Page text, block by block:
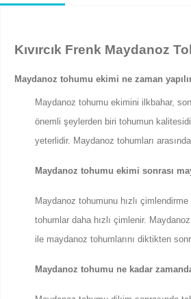
Kıvırcık Frenk Maydanoz
Maydanoz tohumu ekimi ne zaman
Maydanoz tohumu ekimini ilkbahar,
önemli şeylerden biri tohumun
yeterlidir. Maydanoz tohumları
Maydanoz tohumu ekimi sonrası
Maydanoz tohumunu hızlı
tohumlar daha hızlı çimlenir.
ile maydanoz tohumlarını diktikten
Maydanoz tohumu ne kadar